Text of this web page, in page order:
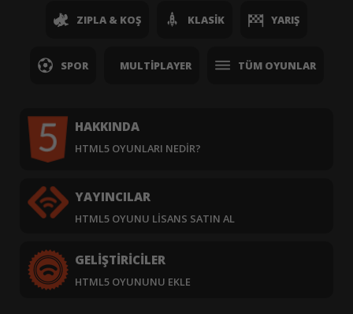
ZIPLA & KOŞ KLASIK YARIŞ
SPOR MULTIPLAYER TÜM OYUNLAR
HAKKINDA
HTML5 OYUNLARI NEDIR?
YAYINCILAR
HTML5 OYUNU LISANS SATIN AL
GELIŞTIRICILER
HTML5 OYUNUNU EKLE